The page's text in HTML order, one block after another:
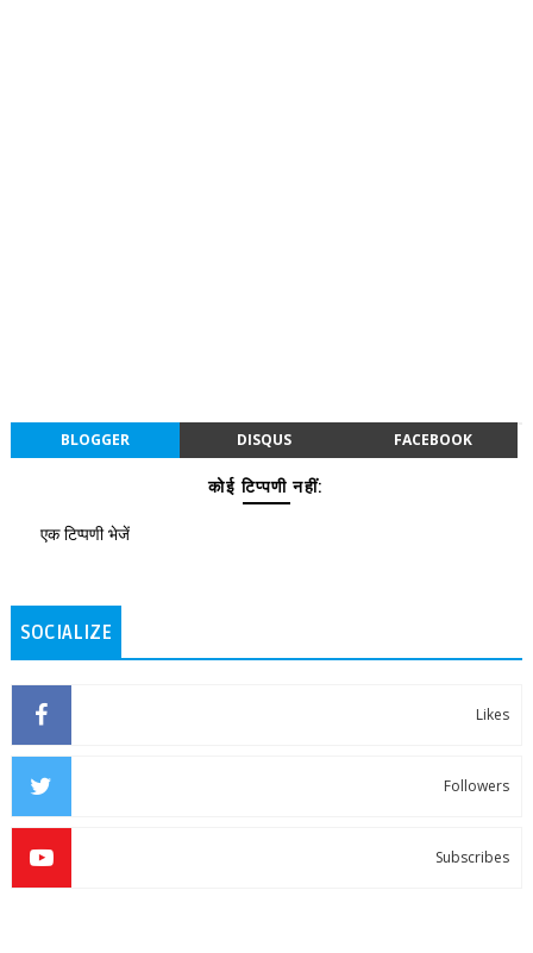
BLOGGER DISQUS FACEBOOK
कोई टिप्पणी नहीं:
एक टिप्पणी भेजें
SOCIALIZE
Likes
Followers
Subscribes